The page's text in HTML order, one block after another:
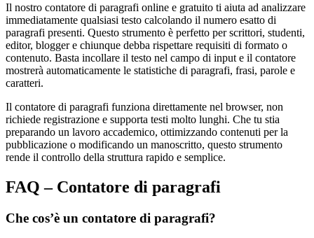
Il nostro contatore di paragrafi online e gratuito ti aiuta ad analizzare
immediatamente qualsiasi testo calcolando il numero esatto di
paragrafi presenti. Questo strumento è perfetto per scrittori, studenti,
editor, blogger e chiunque debba rispettare requisiti di formato o
contenuto. Basta incollare il testo nel campo di input e il contatore
mostrerà automaticamente le statistiche di paragrafi, frasi, parole e
caratteri.
Il contatore di paragrafi funziona direttamente nel browser, non
richiede registrazione e supporta testi molto lunghi. Che tu stia
preparando un lavoro accademico, ottimizzando contenuti per la
pubblicazione o modificando un manoscritto, questo strumento
rende il controllo della struttura rapido e semplice.
FAQ – Contatore di paragrafi
Che cos’è un contatore di paragrafi?